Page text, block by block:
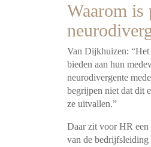
Waarom
Van Dijkhuizen: “Het
bieden aan hun
neurodivergente
begrijpen niet dat dit
ze uitvallen.”
Daar zit voor HR een
van de bedrijfsleiding